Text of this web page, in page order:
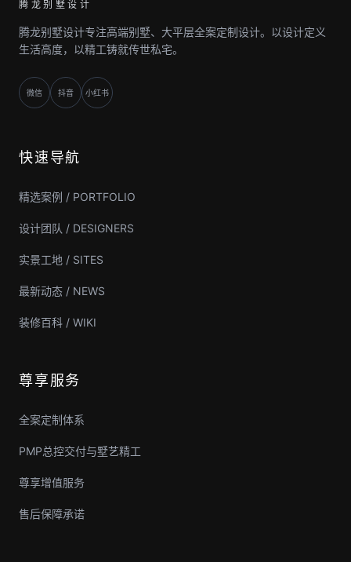
腾龙别墅设计
腾龙别墅设计专注高端别墅、大平层全案定制设计。以设计定义
生活高度，以精工铸就传世私宅。
微信 抖音 小红书
快速导航
精选案例 / PORTFOLIO
设计团队 / DESIGNERS
实景工地 / SITES
最新动态 / NEWS
装修百科 / WIKI
尊享服务
全案定制体系
PMP总控交付与墅艺精工
尊享增值服务
售后保障承诺